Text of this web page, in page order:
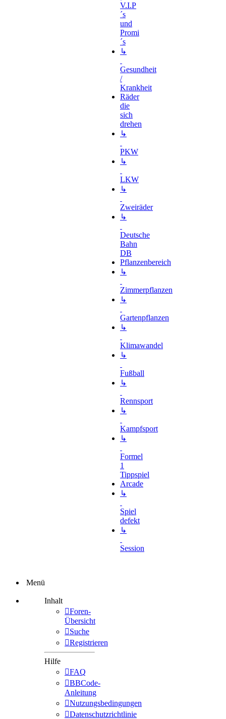
V.I.P
´s
und
Promi
´s
↳
Gesundheit
/
Krankheit
Räder
die
sich
drehen
↳
PKW
↳
LKW
↳
Zweiräder
↳
Deutsche
Bahn
DB
Pflanzenbereich
↳
Zimmerpflanzen
↳
Gartenpflanzen
↳
Klimawandel
↳
Fußball
↳
Rennsport
↳
Kampfsport
↳
Formel
1
Tippspiel
Arcade
↳
Spiel
defekt
↳
Session
Menü
Inhalt
Foren-
Übersicht
Suche
Registrieren
Hilfe
FAQ
BBCode-
Anleitung
Nutzungsbedingungen
Datenschutzrichtlinie